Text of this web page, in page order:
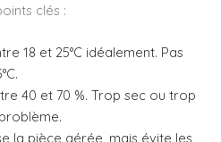
clés :
18 et 25°C idéalement. Pas
40 et 70 %. Trop sec ou trop
la pièce aérée, mais évite les